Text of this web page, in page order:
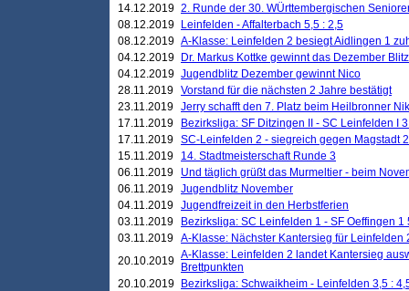
14.12.2019 2. Runde der 30. WÜrttembergischen
08.12.2019
Leinfelden - Affalterbach 5,5 : 2,5
08.12.2019 A-Klasse: Leinfelden 2 besiegt Aidlingen 1
04.12.2019
Dr. Markus Kottke gewinnt das Dezember
04.12.2019 Jugendblitz Dezember gewinnt Nico
28.11.2019 Vorstand für die nächsten 2 Jahre bestätigt
23.11.2019 Jerry schafft den 7. Platz beim Heilbronner
17.11.2019
Bezirksliga: SF Ditzingen II - SC Leinfelden I
17.11.2019 SC-Leinfelden 2 - siegreich gegen Magstadt 2
15.11.2019
14. Stadtmeisterschaft Runde 3
06.11.2019
Und täglich grüßt das Murmeltier - beim
06.11.2019 Jugendblitz November
04.11.2019 Jugendfreizeit in den Herbstferien
03.11.2019
Bezirksliga: SC Leinfelden 1 - SF Oeffingen 1
03.11.2019 A-Klasse: Nächster Kantersieg für Leinfelden
20.10.2019 A-Klasse: Leinfelden 2 landet Kantersieg
Brettpunkten
20.10.2019
Bezirksliga: Schwaikheim - Leinfelden 3,5 :